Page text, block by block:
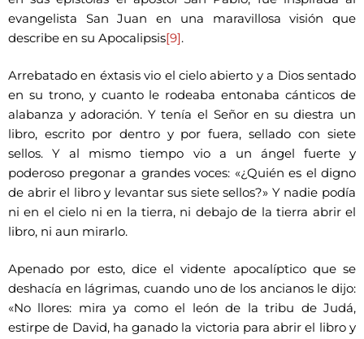
evangelista San Juan en una maravillosa visión que
describe en su Apocalipsis[9].
Arrebatado en éxtasis vio el cielo abierto y a Dios sentado
en su trono, y cuanto le rodeaba entonaba cánticos de
alabanza y adoración. Y tenía el Señor en su diestra un
libro, escrito por dentro y por fuera, sellado con siete
sellos. Y al mismo tiempo vio a un ángel fuerte y
poderoso pregonar a grandes voces: «¿Quién es el digno
de abrir el libro y levantar sus siete sellos?» Y nadie podía
ni en el cielo ni en la tierra, ni debajo de la tierra abrir el
libro, ni aun mirarlo.
Apenado por esto, dice el vidente apocalíptico que se
deshacía en lágrimas, cuando uno de los ancianos le dijo:
«No llores: mira ya como el león de la tribu de Judá,
estirpe de David, ha ganado la victoria para abrir el libro y